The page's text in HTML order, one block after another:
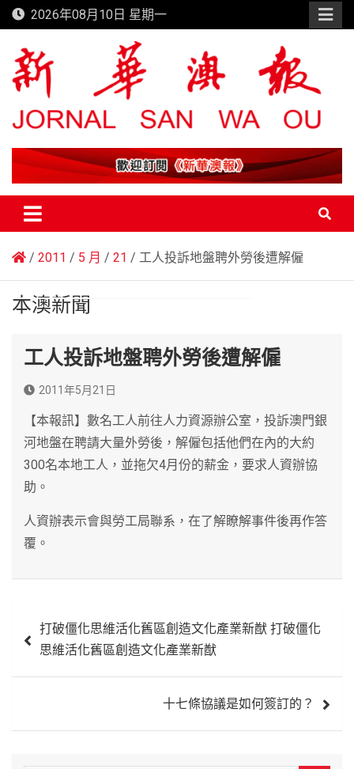
Skip
to
content
2026年08月10日 星期一
新華澳報
2011 5 月 21 工人投訴地盤聘外勞後遭解僱
本澳新聞
工人投訴地盤聘外勞後遭解僱
2011年5月21日
【本報訊】數名工人前往人力資源辦公室，投訴澳門銀
河地盤在聘請大量外勞後，解僱包括他們在內的大約
300名本地工人，並拖欠4月份的薪金，要求人資辦協
助。
人資辦表示會與勞工局聯系，在了解瞭解事件後再作答
覆。
章 打破僵化思維活化舊區創造文化產業新猷 打破僵化
思維活化舊區創造文化產業新猷
十七條協議是如何簽訂的？